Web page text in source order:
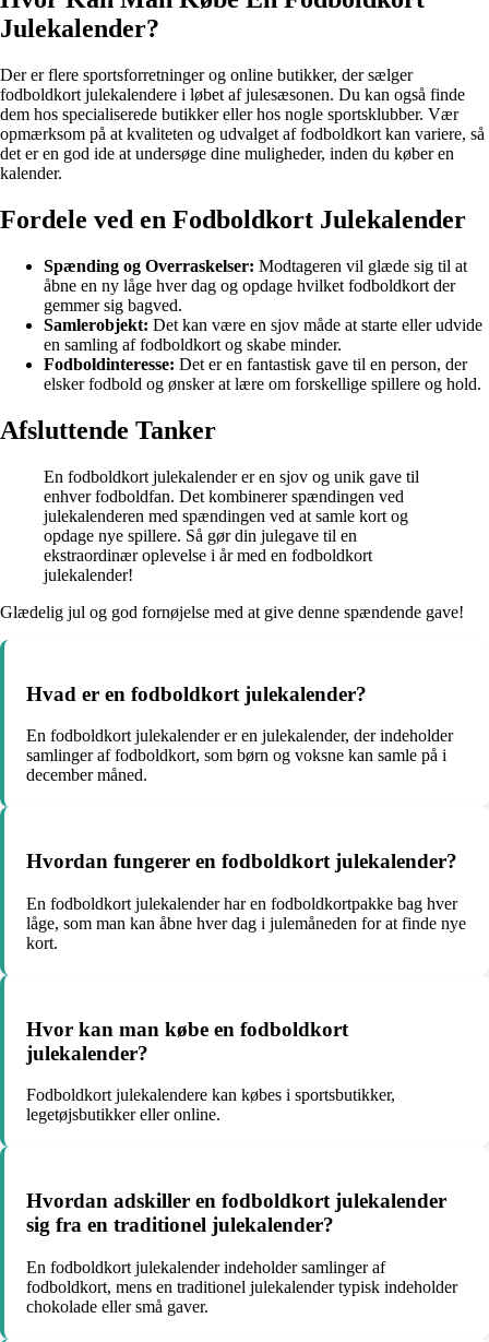
Julekalender?
Der er flere sportsforretninger og online butikker, der sælger
fodboldkort julekalendere i løbet af julesæsonen. Du kan også finde
dem hos specialiserede butikker eller hos nogle sportsklubber. Vær
opmærksom på at kvaliteten og udvalget af fodboldkort kan variere, så
det er en god ide at undersøge dine muligheder, inden du køber en
kalender.
Fordele ved en Fodboldkort Julekalender
Spænding og Overraskelser: Modtageren vil glæde sig til at
åbne en ny låge hver dag og opdage hvilket fodboldkort der
gemmer sig bagved.
Samlerobjekt: Det kan være en sjov måde at starte eller udvide
en samling af fodboldkort og skabe minder.
Fodboldinteresse: Det er en fantastisk gave til en person, der
elsker fodbold og ønsker at lære om forskellige spillere og hold.
Afsluttende Tanker
En fodboldkort julekalender er en sjov og unik gave til
enhver fodboldfan. Det kombinerer spændingen ved
julekalenderen med spændingen ved at samle kort og
opdage nye spillere. Så gør din julegave til en
ekstraordinær oplevelse i år med en fodboldkort
julekalender!
Glædelig jul og god fornøjelse med at give denne spændende gave!
Hvad er en fodboldkort julekalender?
En fodboldkort julekalender er en julekalender, der indeholder
samlinger af fodboldkort, som børn og voksne kan samle på i
december måned.
Hvordan fungerer en fodboldkort julekalender?
En fodboldkort julekalender har en fodboldkortpakke bag hver
låge, som man kan åbne hver dag i julemåneden for at finde nye
kort.
Hvor kan man købe en fodboldkort
julekalender?
Fodboldkort julekalendere kan købes i sportsbutikker,
legetøjsbutikker eller online.
Hvordan adskiller en fodboldkort julekalender
sig fra en traditionel julekalender?
En fodboldkort julekalender indeholder samlinger af
fodboldkort, mens en traditionel julekalender typisk indeholder
chokolade eller små gaver.